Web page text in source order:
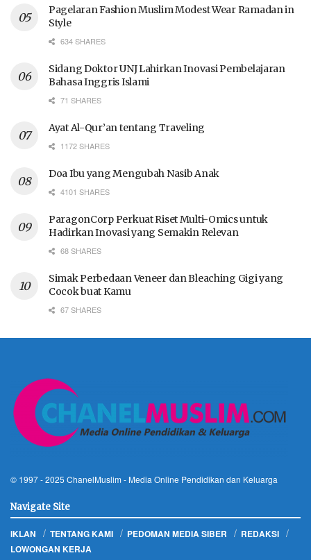
Pagelaran Fashion Muslim Modest Wear Ramadan in
Style
634 SHARES
Sidang Doktor UNJ Lahirkan Inovasi Pembelajaran
Bahasa Inggris Islami
71 SHARES
Ayat Al-Qur’an tentang Traveling
1172 SHARES
Doa Ibu yang Mengubah Nasib Anak
4101 SHARES
ParagonCorp Perkuat Riset Multi-Omics untuk
Hadirkan Inovasi yang Semakin Relevan
68 SHARES
Simak Perbedaan Veneer dan Bleaching Gigi yang
Cocok buat Kamu
67 SHARES
© 1997 - 2025 ChanelMuslim - Media Online Pendidikan dan Keluarga
Navigate Site
IKLAN TENTANG KAMI PEDOMAN MEDIA SIBER
REDAKSI
LOWONGAN KERJA